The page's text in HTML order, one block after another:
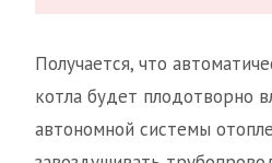
Получается, что
котла будет плодотворно
автономной системы